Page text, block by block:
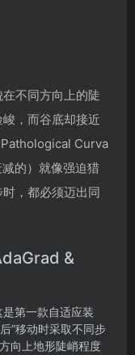
不同方向上的陡
，而谷底却接近
Curva
的）就像强迫猎
，都必须迈出同
&
是第一款自适应装
”移动时采取不同步
向上地形陡峭程度